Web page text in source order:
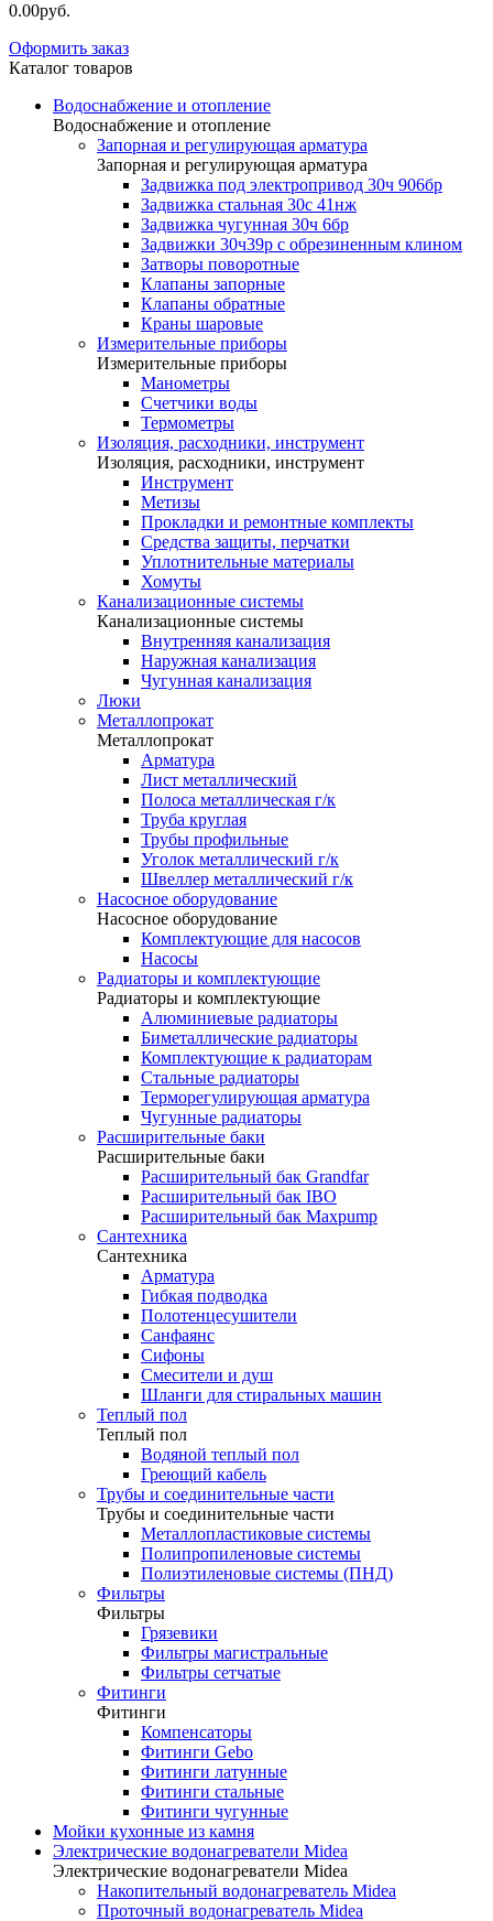
0.00руб.
Оформить заказ
Каталог товаров
Водоснабжение и отопление
Водоснабжение и отопление
Запорная и регулирующая арматура
Запорная и регулирующая арматура
Задвижка под электропривод 30ч 906бр
Задвижка стальная 30с 41нж
Задвижка чугунная 30ч 6бр
Задвижки 30ч39р с обрезиненным клином
Затворы поворотные
Клапаны запорные
Клапаны обратные
Краны шаровые
Измерительные приборы
Измерительные приборы
Манометры
Счетчики воды
Термометры
Изоляция, расходники, инструмент
Изоляция, расходники, инструмент
Инструмент
Метизы
Прокладки и ремонтные комплекты
Средства защиты, перчатки
Уплотнительные материалы
Хомуты
Канализационные системы
Канализационные системы
Внутренняя канализация
Наружная канализация
Чугунная канализация
Люки
Металлопрокат
Металлопрокат
Арматура
Лист металлический
Полоса металлическая г/к
Труба круглая
Трубы профильные
Уголок металлический г/к
Швеллер металлический г/к
Насосное оборудование
Насосное оборудование
Комплектующие для насосов
Насосы
Радиаторы и комплектующие
Радиаторы и комплектующие
Алюминиевые радиаторы
Биметаллические радиаторы
Комплектующие к радиаторам
Стальные радиаторы
Терморегулирующая арматура
Чугунные радиаторы
Расширительные баки
Расширительные баки
Расширительный бак Grandfar
Расширительный бак IBO
Расширительный бак Maxpump
Сантехника
Сантехника
Арматура
Гибкая подводка
Полотенцесушители
Санфаянс
Сифоны
Смесители и душ
Шланги для стиральных машин
Теплый пол
Теплый пол
Водяной теплый пол
Греющий кабель
Трубы и соединительные части
Трубы и соединительные части
Металлопластиковые системы
Полипропиленовые системы
Полиэтиленовые системы (ПНД)
Фильтры
Фильтры
Грязевики
Фильтры магистральные
Фильтры сетчатые
Фитинги
Фитинги
Компенсаторы
Фитинги Gebo
Фитинги латунные
Фитинги стальные
Фитинги чугунные
Мойки кухонные из камня
Электрические водонагреватели Midea
Электрические водонагреватели Midea
Накопительный водонагреватель Midea
Проточный водонагреватель Midea